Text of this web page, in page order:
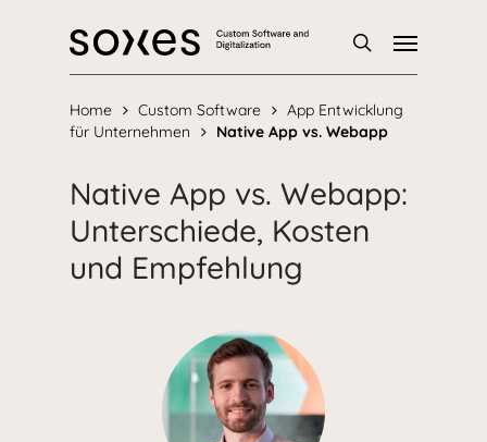
Menu
Home Custom Software
App Entwicklung
für Unternehmen
Native App vs. Webapp
Native App vs. Webapp:
Unterschiede, Kosten
und Empfehlung